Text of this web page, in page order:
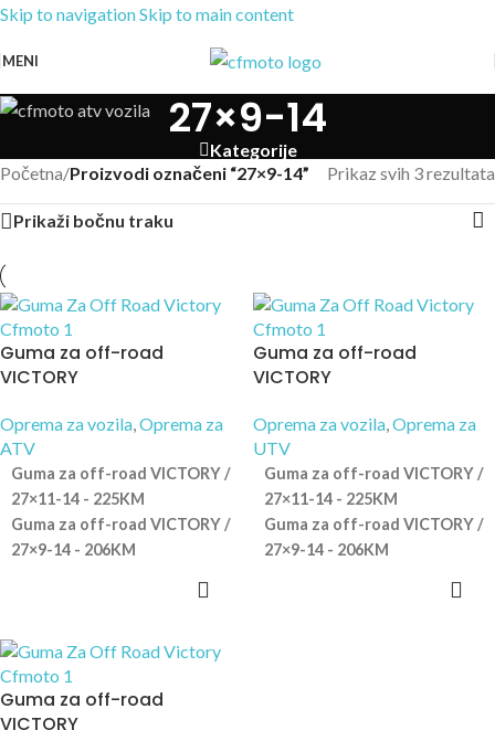
Skip to navigationSkip to main content
MENI
27×9-14
Kategorije
Početna/Proizvodi označeni “27×9-14” Prikaz svih 3 rezultata
Prikaži bočnu traku
Guma za off-road
VICTORY
Oprema za vozila,Oprema za
ATV
Guma za off-road VICTORY /
27×11-14 - 225KM
Guma za off-road VICTORY /
27×9-14 - 206KM
Guma za off-road
VICTORY
Oprema za vozila,Oprema za
UTV
Guma za off-road VICTORY /
27×11-14 - 225KM
Guma za off-road VICTORY /
27×9-14 - 206KM
Guma za off-road
VICTORY